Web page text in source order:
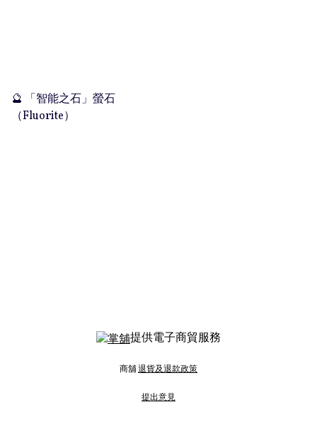
🔮 「智能之石」螢石
（Fluorite）
提供電子商貿服務
商舖退貨及退款政策
提出意見